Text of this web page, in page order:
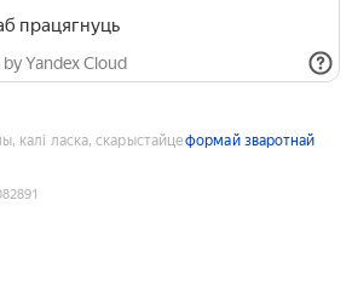
працягнуць
Yandex Cloud
калі ласка, скарыстайцеформай зваротнай